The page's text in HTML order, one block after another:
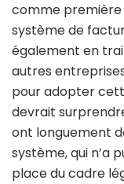
comme première
système de
également en
autres
pour adopter
devrait
ont longuement
système, qui n’a
place du cadre